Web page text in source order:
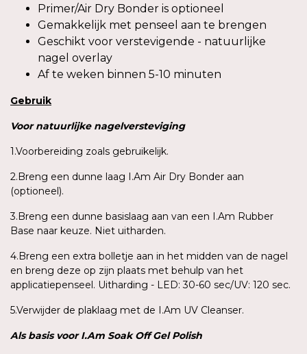
Primer/Air Dry Bonder is optioneel
Gemakkelijk met penseel aan te brengen
Geschikt voor verstevigende - natuurlijke
nagel overlay
Af te weken binnen 5-10 minuten
Gebruik
Voor natuurlijke nagelversteviging
1.Voorbereiding zoals gebruikelijk.
2.Breng een dunne laag I.Am Air Dry Bonder aan
(optioneel).
3.Breng een dunne basislaag aan van een I.Am Rubber
Base naar keuze. Niet uitharden.
4.Breng een extra bolletje aan in het midden van de nagel
en breng deze op zijn plaats met behulp van het
applicatiepenseel. Uitharding - LED: 30-60 sec/UV: 120 sec.
5.Verwijder de plaklaag met de I.Am UV Cleanser.
Alsbasis voor I.Am Soak Off Gel Polish